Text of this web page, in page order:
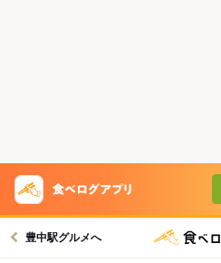
豊中駅グルメへ